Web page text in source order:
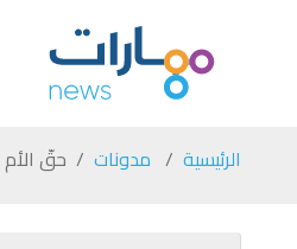
الرئيسية مدونات حقّ